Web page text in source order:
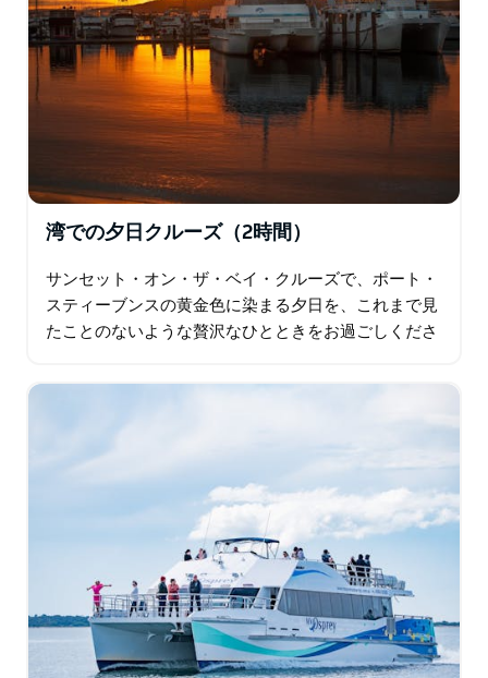
ーを巡る歴史クルーズでは、地元の歴史家ジョン・“ス
ティンカー”・クラーク氏の案内で、この地域の豊かな
海洋史に触れることができます。
夏時間中は、毎週土曜日の夕方にサンセット・オン・
ザ・ベイ・クルーズが運航されます。この地域最大級の
船で、夕暮れ時のポート・スティーブンスをゆったりと
満喫できるクルーズです。
ムーンシャドウTQCクルーズは、6隻の船を保有し、プ
お祝いからフォーマルなイベントまで、あらゆるニーズ
にお応えします。ポート・スティーブンスでの海洋観
光、特別なイベント、そして忘れられない体験をお求め
湾での夕日クルーズ（2時間）
サンセット・オン・ザ・ベイ・クルーズで、ポート・
スティーブンスの黄金色に染まる夕日を、これまで見
たことのないような贅沢なひとときをお過ごしくださ
澄み切った海を航海に出発…